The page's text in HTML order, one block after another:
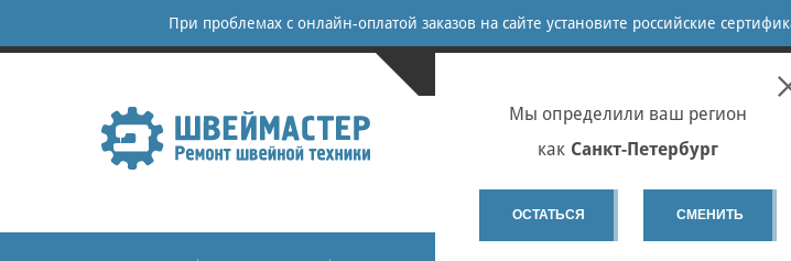
При проблемах с онлайн-оплатой заказов на сайте установите российские
Мы определили ваш регион
как Санкт-Петербург
ОСТАТЬСЯ СМЕНИТЬ
+7 (812) 655-67-58 Запчасти -
+7 (812) 655-67-37 Ремонт
infospb@sewservice.ru